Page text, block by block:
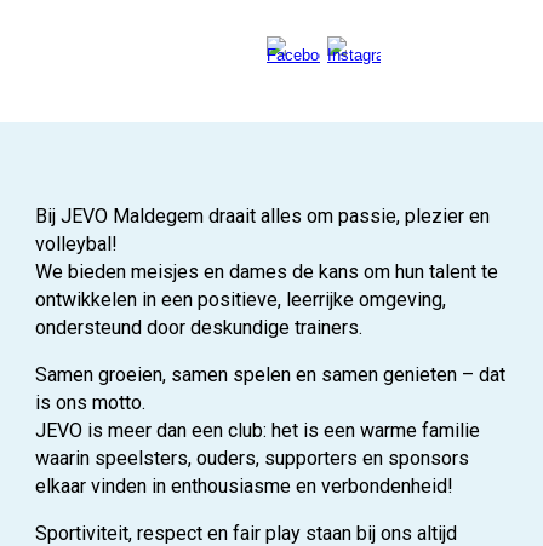
Bij JEVO Maldegem draait alles ompassie, plezier en
volleybal!
We bieden meisjes en dames de kans om hun talent te
ontwikkelen in een positieve, leerrijke omgeving,
ondersteund door deskundige trainers.
Samen groeien, samen spelen en samen genieten – dat
is ons motto.
JEVO is meer dan een club: het is een warme familie
waarin speelsters, ouders, supporters en sponsors
elkaar vinden in enthousiasme en verbondenheid!
Sportiviteit, respect en fair play staan bij ons altijd